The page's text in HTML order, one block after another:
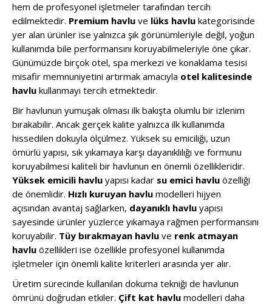
hem de profesyonel işletmeler tarafından tercih
edilmektedir. Premium havlu ve lüks havlu kategorisinde
yer alan ürünler ise yalnızca şık görünümleriyle değil, yoğun
kullanımda bile performansını koruyabilmeleriyle öne çıkar.
Günümüzde birçok otel, spa merkezi ve konaklama tesisi
misafir memnuniyetini artırmak amacıyla otel kalitesinde
havlu kullanmayı tercih etmektedir.
Bir havlunun yumuşak olması ilk bakışta olumlu bir izlenim
bırakabilir. Ancak gerçek kalite yalnızca ilk kullanımda
hissedilen dokuyla ölçülmez. Yüksek su emiciliği, uzun
ömürlü yapısı, sık yıkamaya karşı dayanıklılığı ve formunu
koruyabilmesi kaliteli bir havlunun en önemli özellikleridir.
Yüksek emicili havlu yapısı kadar su emici havlu özelliği
de önemlidir. Hızlı kuruyan havlu modelleri hijyen
açısından avantaj sağlarken, dayanıklı havlu yapısı
sayesinde ürünler yüzlerce yıkamaya rağmen performansını
koruyabilir. Tüy bırakmayan havlu ve renk atmayan
havlu özellikleri ise özellikle profesyonel kullanımda
işletmeler için önemli kalite kriterleri arasında yer alır.
Üretim sürecinde kullanılan dokuma tekniği de havlunun
ömrünü doğrudan etkiler. Çift kat havlu modelleri daha